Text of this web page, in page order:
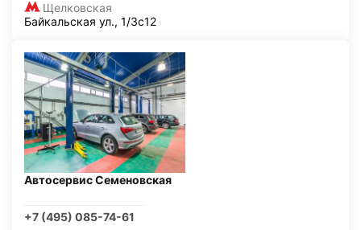
Щелковская
Байкальская ул., 1/3с12
Автосервис Семеновская
+7 (495) 085-74-61